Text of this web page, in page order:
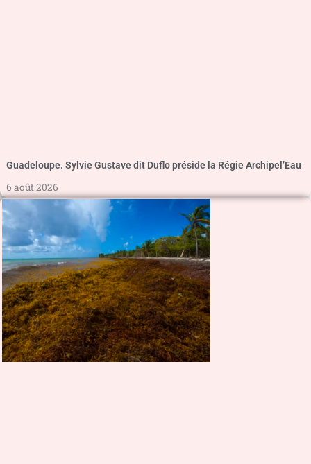
Guadeloupe. Sylvie Gustave dit Duflo préside la Régie Archipel’Eau
6 août 2026